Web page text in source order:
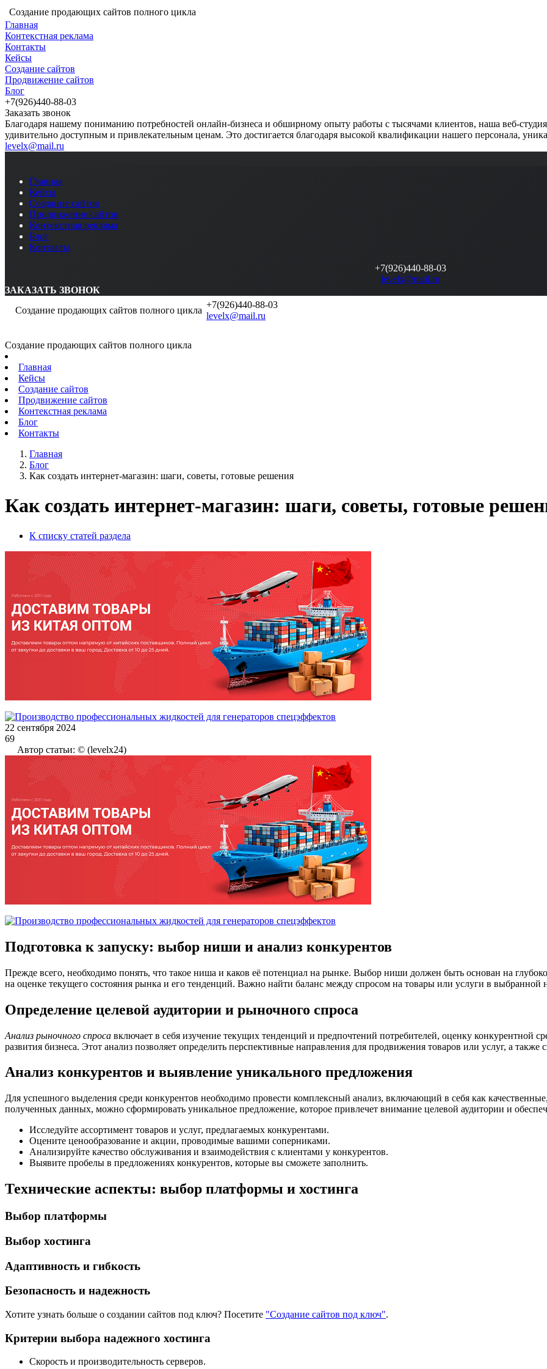
Создание продающих сайтов полного цикла
Главная
Контекстная реклама
Контакты
Кейсы
Создание сайтов
Продвижение сайтов
Блог
+7(926)440-88-03
Заказать звонок
Благодаря нашему пониманию потребностей онлайн-бизнеса и обширному опыту работы с тысячами клиентов, наша веб-
удивительно доступным и привлекательным ценам. Это достигается благодаря высокой квалификации нашего персонала,
levelx@mail.ru
Главная
Кейсы
Создание сайтов
Продвижение сайтов
Контекстная реклама
Блог
Контакты
+7(926)440-88-03
levelx@mail.ru
ЗАКАЗАТЬ ЗВОНОК
Создание продающих сайтов полного цикла
+7(926)440-88-03
levelx@mail.ru
Создание продающих сайтов полного цикла
Главная
Кейсы
Создание сайтов
Продвижение сайтов
Контекстная реклама
Блог
Контакты
Главная
Блог
Как создать интернет-магазин: шаги, советы, готовые решения
Как создать интернет-магазин: шаги, советы, готовые
К списку статей раздела
22 сентября 2024
69
Автор статьи: © (levelx24)
Подготовка к запуску: выбор ниши и анализ конкурентов
Прежде всего, необходимо понять, что такое ниша и каков её потенциал на рынке. Выбор ниши должен быть основан на
на оценке текущего состояния рынка и его тенденций. Важно найти баланс между спросом на товары или услуги в
Определение целевой аудитории и рыночного спроса
Анализ рыночного спроса включает в себя изучение текущих тенденций и предпочтений потребителей, оценку конкурентной
развития бизнеса. Этот анализ позволяет определить перспективные направления для продвижения товаров или услуг, а
Анализ конкурентов и выявление уникального предложения
Для успешного выделения среди конкурентов необходимо провести комплексный анализ, включающий в себя как
полученных данных, можно сформировать уникальное предложение, которое привлечет внимание целевой аудитории и
Исследуйте ассортимент товаров и услуг, предлагаемых конкурентами.
Оцените ценообразование и акции, проводимые вашими соперниками.
Анализируйте качество обслуживания и взаимодействия с клиентами у конкурентов.
Выявите пробелы в предложениях конкурентов, которые вы сможете заполнить.
Технические аспекты: выбор платформы и хостинга
Выбор платформы
Выбор хостинга
Адаптивность и гибкость
Безопасность и надежность
Хотите узнать больше о создании сайтов под ключ? Посетите "Создание сайтов под ключ".
Критерии выбора надежного хостинга
Скорость и производительность серверов.